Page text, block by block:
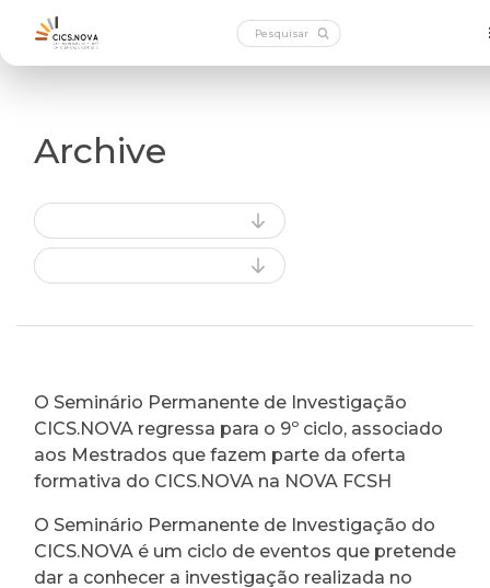
Archive
O Seminário Permanente de Investigação
CICS.NOVA regressa para o 9º ciclo, associado
aos Mestrados que fazem parte da oferta
formativa do CICS.NOVA na NOVA FCSH
O Seminário Permanente de Investigação do
CICS.NOVA é um ciclo de eventos que pretende
dar a conhecer a investigação realizada no